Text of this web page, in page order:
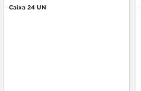
Caixa 24 UN